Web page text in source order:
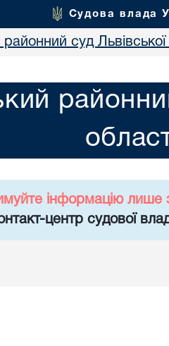
Судова влада
суд Львівської
інформацію лише
центр судової